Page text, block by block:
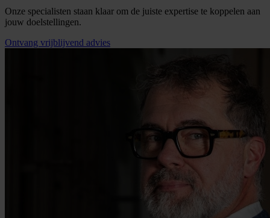
Onze specialisten staan klaar om de juiste expertise te koppelen aan
jouw doelstellingen.
Ontvang vrijblijvend advies